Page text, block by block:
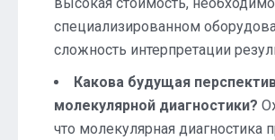
специализированном
сложность интерпретации
Какова будущая
молекулярной диагностики?
что молекулярная диагностика